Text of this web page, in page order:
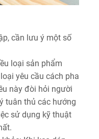
cần lưu ý một số
loại sản phẩm
yêu cầu cách pha
này đòi hỏi người
tuân thủ các hướng
sử dụng kỹ thuật